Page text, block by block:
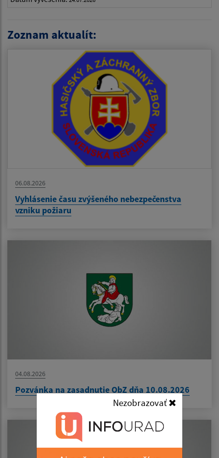
Nezobrazovať
Zoznam aktualít:
06.08.2026
Vyhlásenie času zvýšeného nebezpečenstva
vzniku požiaru
04.08.2026
Pozvánka na zasadnutie ObZ dňa 10.08.2026